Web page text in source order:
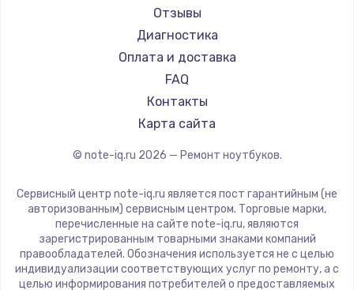
Ремонт ноутбуков DEXP
Ремонт ноутбуков Teclast
Ремонт ноутбуков CHUWI
Ремонт ноутбуков Colorful
Maibenben
Getac
Epson
Philips
LG
Panasonic
ZTE
Hiper
Evga
Google
Отзывы
Диагностика
Оплата и доставка
FAQ
Контакты
Карта сайта
© note-iq.ru 2026 — Ремонт ноутбуков.
Сервисный центр note-iq.ru является пост гарантийным (не
авторизованным) сервисным центром. Торговые марки,
перечисленные на сайте note-iq.ru, являются
зарегистрированным товарными знаками компаний
правообладателей. Обозначения используется не с целью
индивидуализации соответствующих услуг по ремонту, а с
целью информирования потребителей о предоставляемых